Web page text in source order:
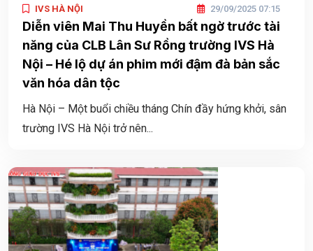
IVS HÀ NỘI 29/09/2025 07:15
Diễn viên Mai Thu Huyền bất ngờ trước tài
năng của CLB Lân Sư Rồng trường IVS Hà
Nội – Hé lộ dự án phim mới đậm đà bản sắc
văn hóa dân tộc
Hà Nội – Một buổi chiều tháng Chín đầy hứng khởi, sân
trường IVS Hà Nội trở nên...